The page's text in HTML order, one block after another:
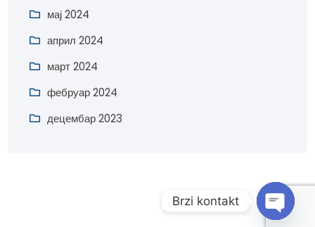
мај 2024
април 2024
март 2024
фебруар 2024
децембар 2023
Brzi kontakt